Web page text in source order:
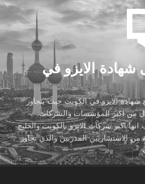
الايزو في
الايزو في الكويت حيث يتجاوز
من اكبر المؤسسات والشركات
اكبر شركات الايزو بالكويت والخليج
الاستشاريين المدربين والذي تجاوز